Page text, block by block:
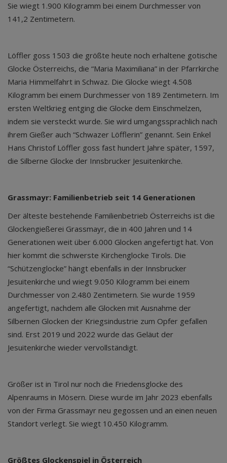
Sie wiegt 1.900 Kilogramm bei einem Durchmesser von
141,2 Zentimetern.
Löffler goss 1503 die größte heute noch erhaltene gotische
Glocke Österreichs, die “Maria Maximiliana” in der Pfarrkirche
Maria Himmelfahrt in Schwaz. Die Glocke wiegt 4.508
Kilogramm bei einem Durchmesser von 189 Zentimetern. Im
ersten Weltkrieg entging die Glocke dem Einschmelzen,
indem sie versteckt wurde. Sie wird umgangssprachlich nach
ihrem Gießer auch “Schwazer Löfflerin” genannt. Sein Enkel
Hans Christof Löffler goss fast hundert Jahre später, 1597,
die Silberne Glocke der Innsbrucker Jesuitenkirche.
Grassmayr: Familienbetrieb seit 14 Generationen
Der älteste bestehende Familienbetrieb Österreichs ist die
Glockengießerei Grassmayr, die in 400 Jahren und 14
Generationen weit über 6.000 Glocken angefertigt hat. Von
hier kommt die schwerste Kirchenglocke Tirols. Die
“Schützenglocke” hängt ebenfalls in der Innsbrucker
Jesuitenkirche und wiegt 9.050 Kilogramm bei einem
Durchmesser von 2.480 Zentimetern. Sie wurde 1959
angefertigt, nachdem alle Glocken mit Ausnahme der
Silbernen Glocken der Kriegsindustrie zum Opfer gefallen
sind. Erst 2019 und 2022 wurde das Geläut der
Jesuitenkirche wieder vervollständigt.
Größer ist in Tirol nur noch die Friedensglocke des
Alpenraums in Mösern. Diese wurde im Jahr 2023 ebenfalls
von der Firma Grassmayr neu gegossen und an einen neuen
Standort verlegt. Sie wiegt 10.450 Kilogramm.
Größtes Glockenspiel in Österreich